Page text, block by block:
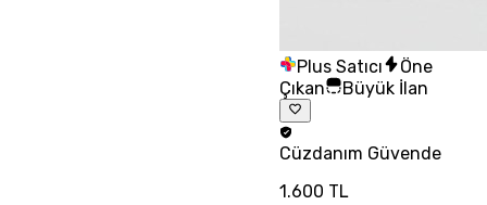
Plus Satıcı
Öne
Çıkan
Büyük İlan
Cüzdanım Güvende
1.600 TL